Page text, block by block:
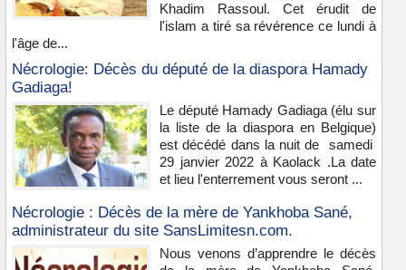
Khadim Rassoul. Cet érudit de
l'islam a tiré sa révérence ce lundi à
l'âge de...
Nécrologie: Décès du député de la diaspora Hamady
Gadiaga!
Le député Hamady Gadiaga (élu sur
la liste de la diaspora en Belgique)
est décédé dans la nuit de samedi
29 janvier 2022 à Kaolack .La date
et lieu l'enterrement vous seront ...
Nécrologie : Décès de la mère de Yankhoba Sané,
administrateur du site SansLimitesn.com.
Nous venons d’apprendre le décès